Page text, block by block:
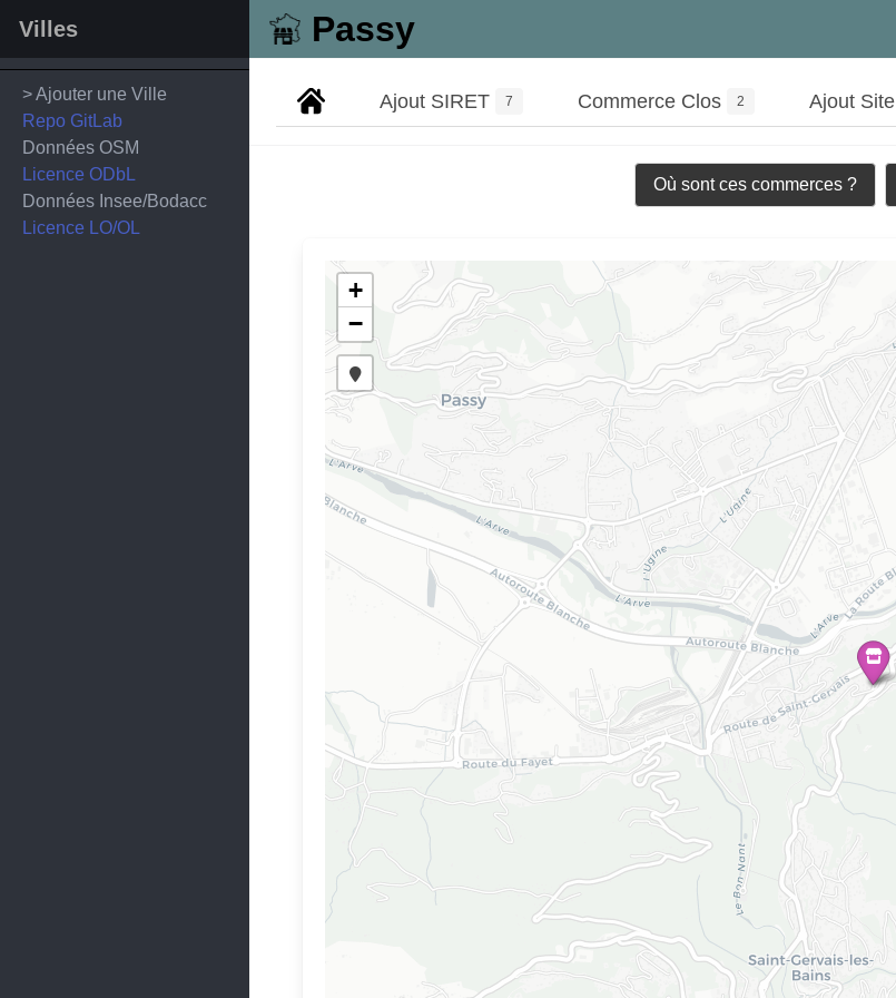
Passy
Villes
> Ajouter une Ville
Repo GitLab
Données OSM
Licence ODbL
Données Insee/Bodacc
Licence LO/OL
Ajout SIRET 7 Commerce Clos 2 Ajout Site
Où sont ces commerces ?